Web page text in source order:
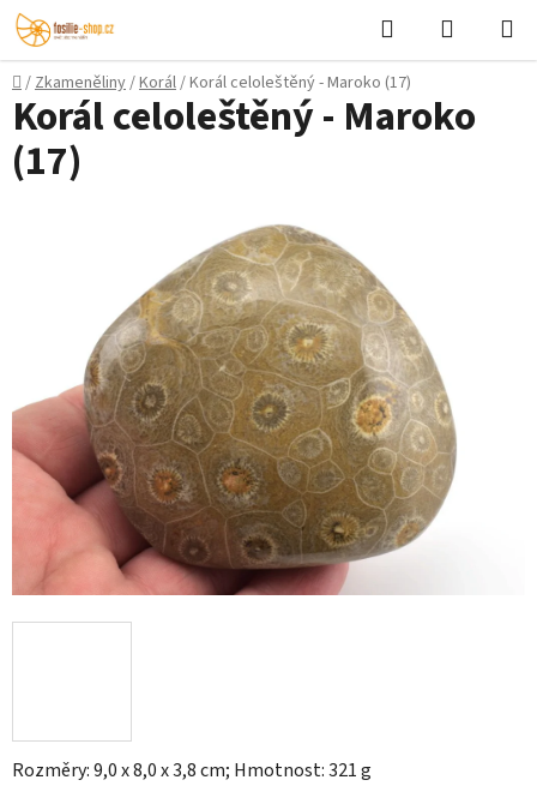
Přejít
na
obsah
Hledat
KOŠÍK
Domů
/Zkameněliny/Korál/Korál celoleštěný - Maroko (17)
Rozměry: 9,0 x 8,0 x 3,8 cm; Hmotnost: 321 g
Korál celoleštěný - Maroko
(17)